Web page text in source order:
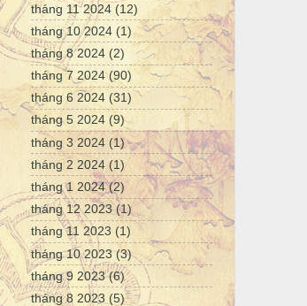
tháng 11 2024 (12)
tháng 10 2024 (1)
tháng 8 2024 (2)
tháng 7 2024(90)
tháng 6 2024 (31)
tháng 5 2024 (9)
tháng 3 2024 (1)
tháng 2 2024 (1)
tháng 1 2024(2)
tháng 12 2023(1)
tháng 11 2023 (1)
tháng 10 2023(3)
tháng 9 2023(6)
tháng 8 2023 (5)